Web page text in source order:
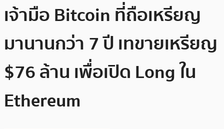
เจ้ามือ Bitcoin ที่ถือเหรียญ
มานานกว่า 7 ปี เทขายเหรียญ
$76 ล้าน เพื่อเปิด Long ใน
Ethereum